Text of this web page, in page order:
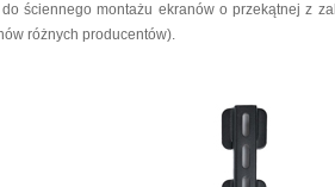
ściennego montażu ekranów o przekątnej z
różnych producentów).